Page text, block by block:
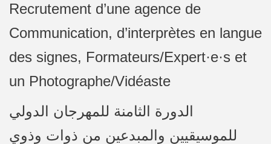
Recrutement d’une agence de
Communication, d’interprètes en langue
des signes, Formateurs/Expert·e·s et
un Photographe/Vidéaste
الدورة الثامنة للمهرجان الدولي
للموسيقيين والمبدعين من ذوات وذوي